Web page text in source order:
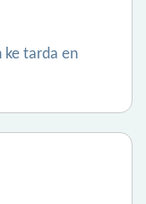
ke tarda en